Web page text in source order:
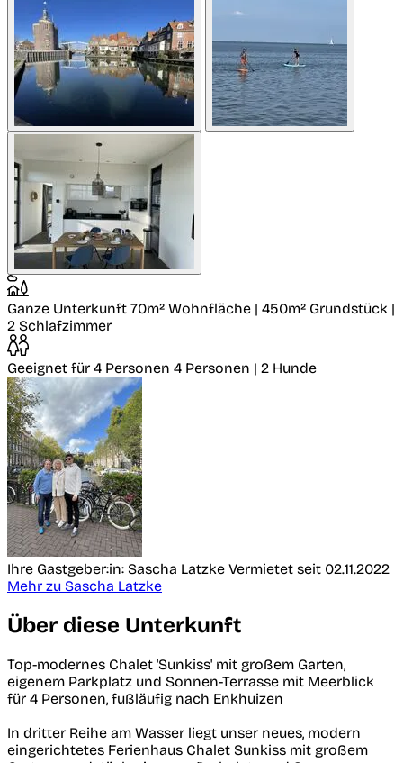
Ganze Unterkunft 70m² Wohnfläche | 450m² Grundstück |
2 Schlafzimmer
Geeignet für 4 Personen 4 Personen | 2 Hunde
Ihre Gastgeber:in: Sascha Latzke Vermietet seit 02.11.2022
Mehr zu Sascha Latzke
Über diese Unterkunft
Top-modernes Chalet 'Sunkiss' mit großem Garten,
eigenem Parkplatz und Sonnen-Terrasse mit Meerblick
für 4 Personen, fußläufig nach Enkhuizen
In dritter Reihe am Wasser liegt unser neues, modern
eingerichtetes Ferienhaus Chalet Sunkiss mit großem